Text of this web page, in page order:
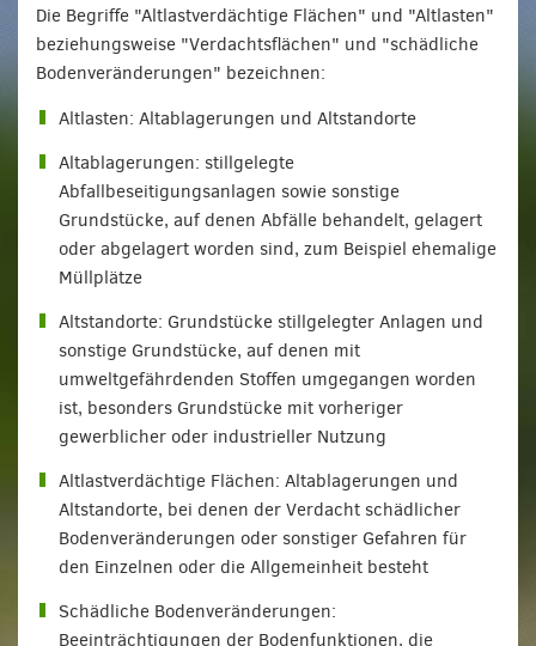
Die Begriffe "Altlastverdächtige Flächen" und "Altlasten"
beziehungsweise "Verdachtsflächen" und "schädliche
Bodenveränderungen" bezeichnen:
Altlasten: Altablagerungen und Altstandorte
Altablagerungen: stillgelegte
Abfallbeseitigungsanlagen sowie sonstige
Grundstücke, auf denen Abfälle behandelt, gelagert
oder abgelagert worden sind, zum Beispiel ehemalige
Müllplätze
Altstandorte: Grundstücke stillgelegter Anlagen und
sonstige Grundstücke, auf denen mit
umweltgefährdenden Stoffen umgegangen worden
ist, besonders Grundstücke mit vorheriger
gewerblicher oder industrieller Nutzung
Altlastverdächtige Flächen: Altablagerungen und
Altstandorte, bei denen der Verdacht schädlicher
Bodenveränderungen oder sonstiger Gefahren für
den Einzelnen oder die Allgemeinheit besteht
Schädliche Bodenveränderungen:
Beeinträchtigungen der Bodenfunktionen, die